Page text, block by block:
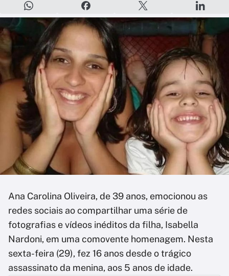
Ana Carolina Oliveira, de 39 anos, emocionou as
redes sociais ao compartilhar uma série de
fotografias e vídeos inéditos da filha, Isabella
Nardoni, em uma comovente homenagem. Nesta
sexta-feira (29), fez 16 anos desde o trágico
assassinato da menina, aos 5 anos de idade.